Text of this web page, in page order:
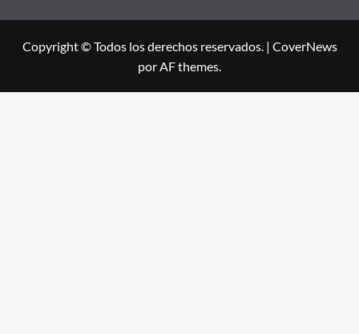
Copyright © Todos los derechos reservados. | CoverNews
por AF themes.